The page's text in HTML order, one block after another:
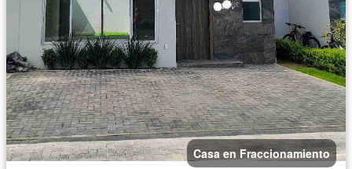
Casa en Fraccionamiento